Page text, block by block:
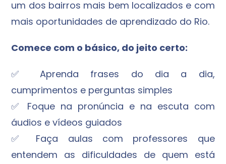
um dos bairros mais bem localizados e com
mais oportunidades de aprendizado do Rio.
Comece com o básico, do jeito certo:
✅ Aprenda frases do dia a dia,
cumprimentos e perguntas simples
✅ Foque na pronúncia e na escuta com
áudios e vídeos guiados
✅ Faça aulas com professores que
entendem as dificuldades de quem está